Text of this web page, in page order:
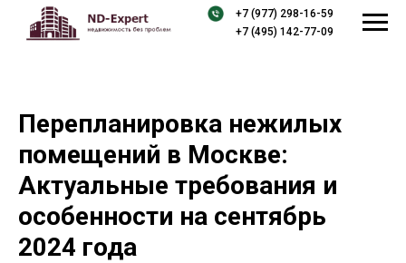
+7 (495) 142-77-09
+7 (977) 298-16-59
Перепланировка нежилых
помещений в Москве:
Актуальные требования и
особенности на сентябрь
2024 года